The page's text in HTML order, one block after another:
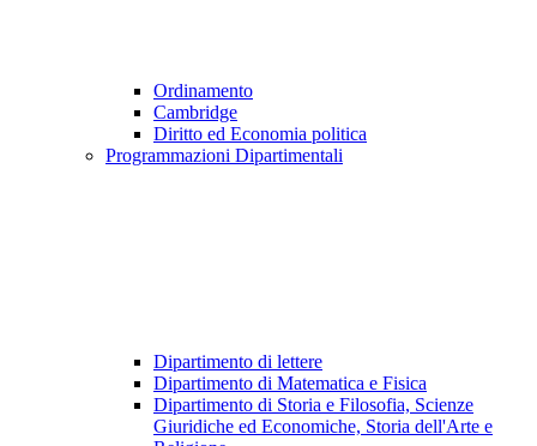
Ordinamento
Cambridge
Diritto ed Economia politica
Programmazioni Dipartimentali
Dipartimento di lettere
Dipartimento di Matematica e Fisica
Dipartimento di Storia e Filosofia, Scienze
Giuridiche ed Economiche, Storia dell'Arte e